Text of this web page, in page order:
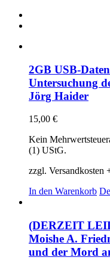
2GB USB-
Untersuchung
Jörg Haider
15,00 €
Kein
(1) UStG.
zzgl. Versandkosten
In den Warenkorb
(DERZEIT
Moishe A.
und der Mord